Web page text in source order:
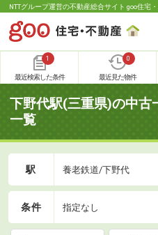
NTTグループ運営の不動産総合サイト goo住宅
1
最近検索した条件
0
最近見た物件
下野代駅(三重県)の中古
一覧
駅 養老鉄道/下野代
条件 指定なし